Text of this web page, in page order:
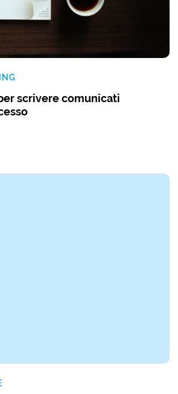
scrivere comunicati